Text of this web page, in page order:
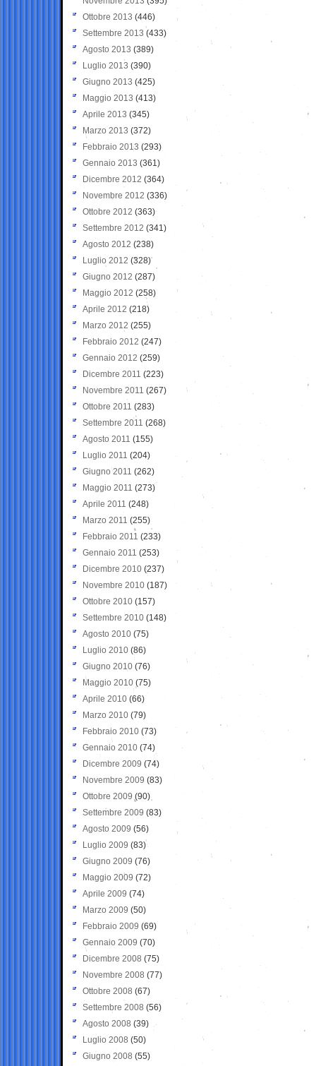
Ottobre 2013 (446)
Settembre 2013 (433)
Agosto 2013 (389)
Luglio 2013 (390)
Giugno 2013 (425)
Maggio 2013 (413)
Aprile 2013 (345)
Marzo 2013 (372)
Febbraio 2013 (293)
Gennaio 2013 (361)
Dicembre 2012 (364)
Novembre 2012 (336)
Ottobre 2012 (363)
Settembre 2012 (341)
Agosto 2012 (238)
Luglio 2012 (328)
Giugno 2012 (287)
Maggio 2012 (258)
Aprile 2012 (218)
Marzo 2012 (255)
Febbraio 2012 (247)
Gennaio 2012 (259)
Dicembre 2011 (223)
Novembre 2011 (267)
Ottobre 2011 (283)
Settembre 2011 (268)
Agosto 2011 (155)
Luglio 2011 (204)
Giugno 2011 (262)
Maggio 2011 (273)
Aprile 2011 (248)
Marzo 2011 (255)
Febbraio 2011 (233)
Gennaio 2011 (253)
Dicembre 2010 (237)
Novembre 2010 (187)
Ottobre 2010 (157)
Settembre 2010 (148)
Agosto 2010 (75)
Luglio 2010 (86)
Giugno 2010 (76)
Maggio 2010 (75)
Aprile 2010 (66)
Marzo 2010 (79)
Febbraio 2010 (73)
Gennaio 2010 (74)
Dicembre 2009 (74)
Novembre 2009 (83)
Ottobre 2009 (90)
Settembre 2009 (83)
Agosto 2009 (56)
Luglio 2009 (83)
Giugno 2009 (76)
Maggio 2009 (72)
Aprile 2009 (74)
Marzo 2009 (50)
Febbraio 2009 (69)
Gennaio 2009 (70)
Dicembre 2008 (75)
Novembre 2008 (77)
Ottobre 2008 (67)
Settembre 2008 (56)
Agosto 2008 (39)
Luglio 2008 (50)
Giugno 2008 (55)